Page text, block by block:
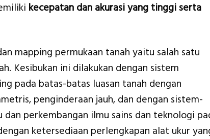
kecepatan dan akurasi yang tinggi serta
mapping permukaan tanah yaitu salah satu
Kesibukan ini dilakukan dengan sistem
pada batas-batas luasan tanah dengan
penginderaan jauh, dan dengan sistem-
dan perkembangan ilmu sains dan teknologi
ketersediaan perlengkapan alat ukur